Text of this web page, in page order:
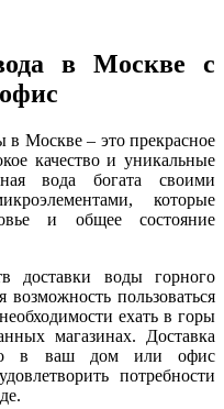
в Москве с
в Москве – это прекрасное
качество и уникальные
вода богата своими
которые
и общее состояние
доставки воды горного
пользоваться
ехать в горы
магазинах. Доставка
в ваш дом или офис
потребности